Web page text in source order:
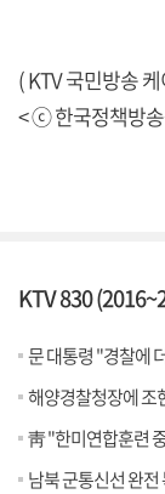
( KTV 국민방송
< ⓒ 한국정책방
KTV 830
문 대통령 "경찰에
해양경찰청장에 조
靑 "한미연합훈련
남북 군통신선 완